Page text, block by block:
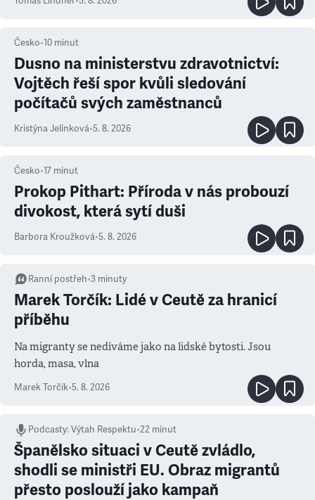
Česko•10 minut
Dusno na ministerstvu zdravotnictví:
Vojtěch řeší spor kvůli sledování
počítačů svých zaměstnanců
Kristýna Jelínková•5. 8. 2026
Česko•17 minut
Prokop Pithart: Příroda v nás probouzí
divokost, která sytí duši
Barbora Kroužková•5. 8. 2026
Ranní postřeh•3 minuty
Marek Torčík: Lidé v Ceutě za hranicí
příběhu
Na migranty se nedíváme jako na lidské bytosti. Jsou
horda, masa, vlna
Marek Torčík•5. 8. 2026
Podcasty:Výtah Respektu•22 minut
Španělsko situaci v Ceutě zvládlo,
shodli se ministři EU. Obraz migrantů
přesto poslouží jako kampaň